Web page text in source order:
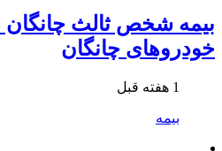
خودروهای چانگان
1 هفته قبل
بیمه